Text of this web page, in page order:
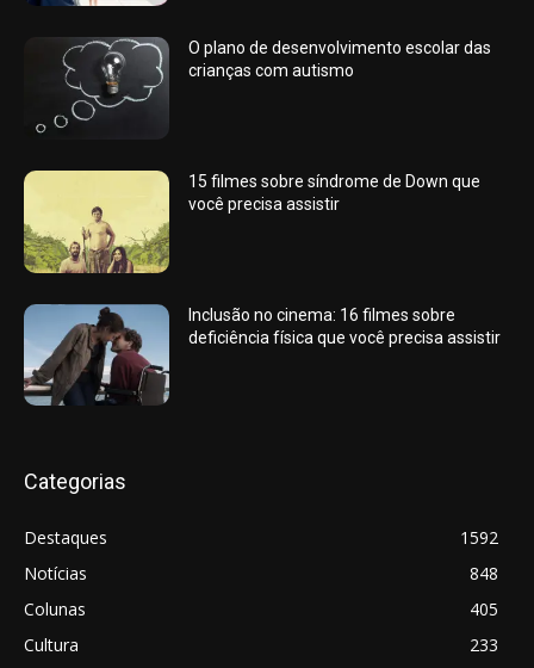
O plano de desenvolvimento escolar das
crianças com autismo
15 filmes sobre síndrome de Down que
você precisa assistir
Inclusão no cinema: 16 filmes sobre
deficiência física que você precisa assistir
Categorias
Destaques
1592
Notícias
848
Colunas
405
Cultura
233